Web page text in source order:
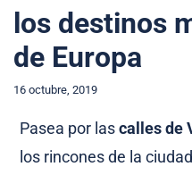
los destinos
de Europa
16 octubre, 2019
Pasea por lascalles de
los rincones de la